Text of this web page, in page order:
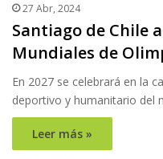
27 Abr, 2024
Santiago de Chile
Mundiales de
En 2027 se celebrará en la
deportivo y humanitario del
Leer más »